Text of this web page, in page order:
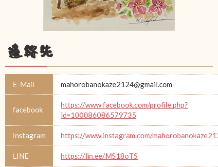
連絡先
E-Mail mahorobanokaze2124@gmail.com
facebook
https://www.facebook.com/profile.php?
id=100086086579735
Instagram https://www.instagram.com/
LINE https://lin.ee/MS18oTS